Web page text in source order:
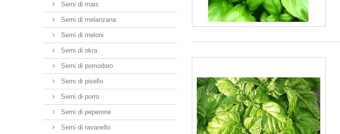
Semi di mais
Semi di melanzana
Semi di meloni
Semi di okra
Semi di pomodoro
Semi di pisello
Semi di porro
Semi di peperone
Semi di ravanello